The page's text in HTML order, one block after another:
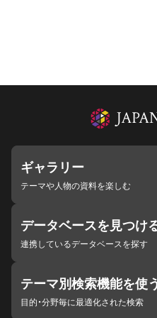
ギャラリー
テーマや人物の資料を楽しむ
データベースを見つけ
連携しているデータベースを探す
テーマ別検索機能を使う
目的・分野毎に最適化された検索